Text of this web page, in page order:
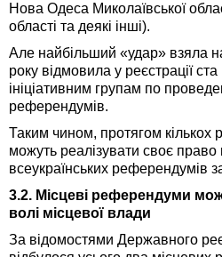
Нова Одеса Миколаївської
області та деякі інші).
Але найбільший «удар» взяла
року відмовила у реєстрації
ініціативним групам по
референдумів.
Таким чином, протягом кількох
можуть реалізувати своє
всеукраїнських референдумів
3.2. Місцеві референдуми
волі місцевої влади
За відомостями Державного